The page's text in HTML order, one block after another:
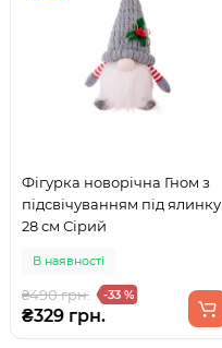
Фігурка новорічна Гном з
підсвічуванням під ялинку
28 см Сірий
В наявності
₴490 грн. -33 %
₴329 грн.